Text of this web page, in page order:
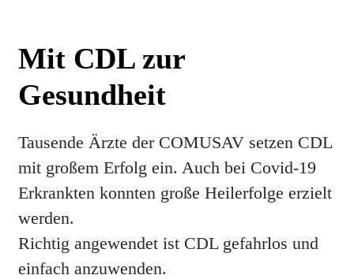
Mit CDL zur
Gesundheit
Tausende Ärzte der COMUSAV setzen CDL
mit großem Erfolg ein. Auch bei Covid-19
Erkrankten konnten große Heilerfolge erzielt
werden.
Richtig angewendet ist CDL gefahrlos und
einfach anzuwenden.